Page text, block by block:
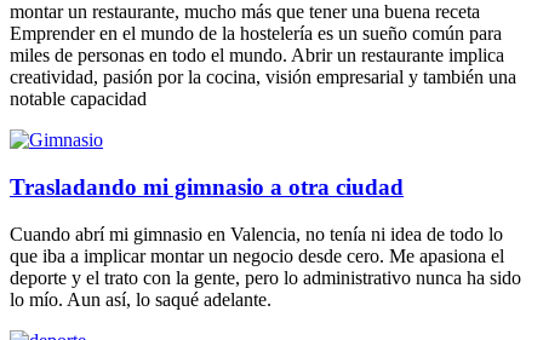
montar un restaurante, mucho más que tener una buena receta
Emprender en el mundo de la hostelería es un sueño común para
miles de personas en todo el mundo. Abrir un restaurante implica
creatividad, pasión por la cocina, visión empresarial y también una
notable capacidad
Trasladando mi gimnasio a otra ciudad
Cuando abrí mi gimnasio en Valencia, no tenía ni idea de todo lo
que iba a implicar montar un negocio desde cero. Me apasiona el
deporte y el trato con la gente, pero lo administrativo nunca ha sido
lo mío. Aun así, lo saqué adelante.